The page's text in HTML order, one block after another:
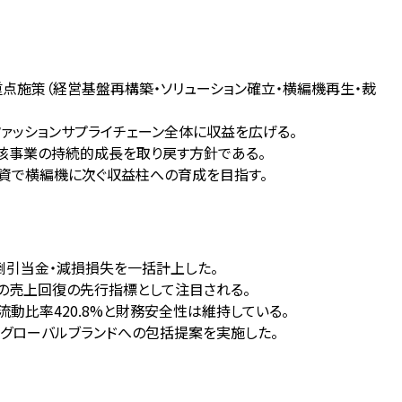
策（経営基盤再構築・ソリューション確立・横編機再生・裁
ッションサプライチェーン全体に収益を広げる。
事業の持続的成長を取り戻す方針である。
で横編機に次ぐ収益柱への育成を目指す。
当金・減損損失を一括計上した。
上回復の先行指標として注目される。
比率420.8%と財務安全性は維持している。
ーバルブランドへの包括提案を実施した。